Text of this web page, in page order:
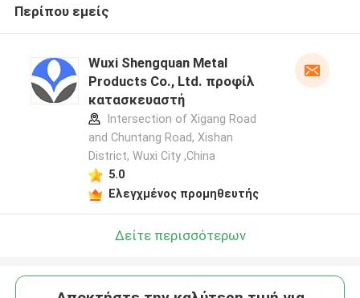
Περίπου εμείς
Wuxi Shengquan Metal
Products Co., Ltd. προφίλ
κατασκευαστή
Intersection of Xigang Road
and Chuntang Road, Xishan
District, Wuxi City ,China
5.0
Ελεγχμένος προμηθευτής
Δείτε περισσότερων